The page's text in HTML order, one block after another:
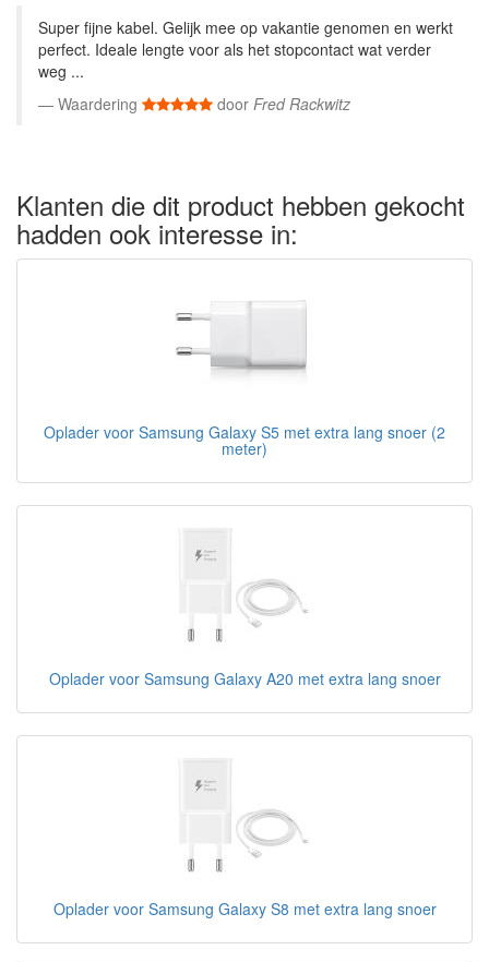
Super fijne kabel. Gelijk mee op vakantie genomen en werkt
perfect. Ideale lengte voor als het stopcontact wat verder
weg ...
Waardering
door Fred Rackwitz
Klanten die dit product hebben gekocht
hadden ook interesse in:
Oplader voor Samsung Galaxy S5 met extra lang snoer (2
meter)
Oplader voor Samsung Galaxy A20 met extra lang snoer
Oplader voor Samsung Galaxy S8 met extra lang snoer